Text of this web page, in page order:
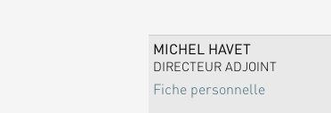
MICHEL HAVET
DIRECTEUR ADJOINT
Fiche personnelle